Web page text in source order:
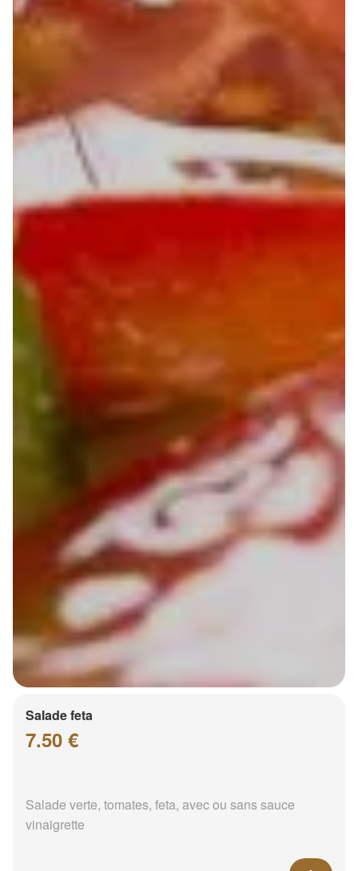
Salade feta
7.50 €
Salade verte, tomates, feta, avec ou sans sauce
vinaigrette